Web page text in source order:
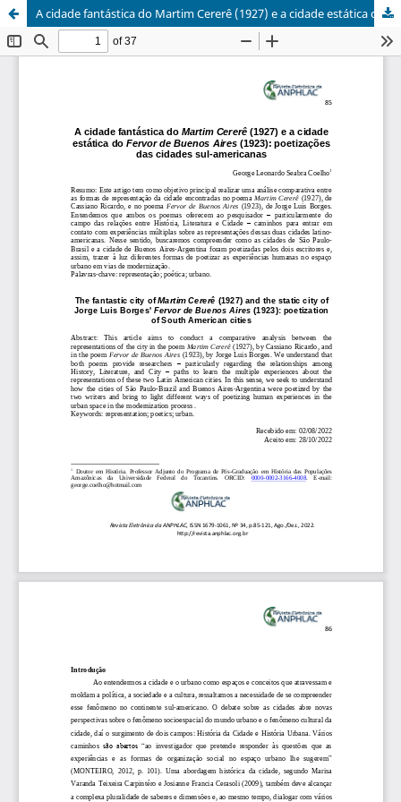
A cidade fantástica do Martim Cererê (1927) e a cidade estática do Fervor de Buenos Aires (1923) de Jorge Luis Borges